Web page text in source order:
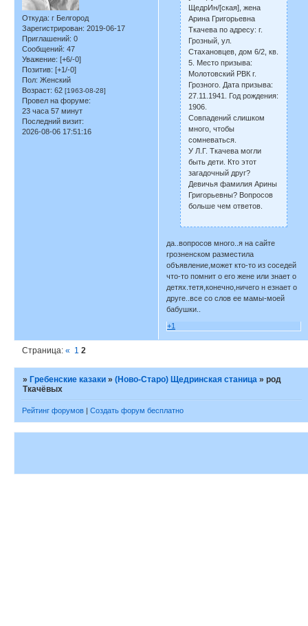
Откуда: г Белгород
Зарегистрирован: 2019-06-17
Приглашений: 0
Сообщений: 47
Уважение: [+6/-0]
Позитив: [+1/-0]
Пол: Женский
Возраст: 62 [1963-08-28]
Провел на форуме:
23 часа 57 минут
Последний визит:
2026-08-06 17:51:16
ЩедрИн/[ская], жена
Арина Григорьевна
Ткачева по адресу: г.
Грозный, ул.
Стахановцев, дом 6/2, кв.
5. Место призыва:
Молотовский РВК г.
Грозного. Дата призыва:
27.11.1941. Год рождения:
1906.
Совпадений слишком
много, чтобы
сомневаться.
У Л.Г. Ткачева могли
быть дети. Кто этот
загадочный друг?
Девичья фамилия Арины
Григорьевны? Вопросов
больше чем ответов.
да..вопросов много..я на сайте
грозненском разместила
объявление,может кто-то из соседей
что-то помнит о его жене или знает о
детях.тетя,конечно,ничего н езнает о
друге..все со слов ее мамы-моей
бабушки..
+1
Страница:« 1 2
»Гребенские казаки »(Ново-Старо) Щедринская станица »род
Ткачёвых
Рейтинг форумов Создать форум бесплатно